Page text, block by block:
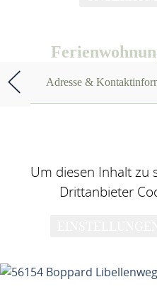
Adresse &
Um diesen Inhalt zu
Drittanbieter